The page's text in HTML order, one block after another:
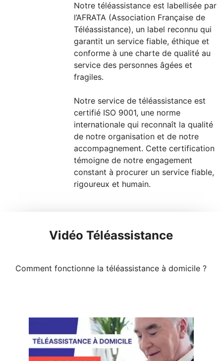
Notre téléassistance est labellisée par
l’AFRATA (Association Française de
Téléassistance), un label reconnu qui
garantit un service fiable, éthique et
conforme à une charte de qualité au
service des personnes âgées et
fragiles.
Notre service de téléassistance est
certifié ISO 9001, une norme
internationale qui reconnaît la qualité
de notre organisation et de notre
accompagnement. Cette certification
témoigne de notre engagement
constant à procurer un service fiable,
rigoureux et humain.
Vidéo Téléassistance
Comment fonctionne la téléassistance à domicile ?